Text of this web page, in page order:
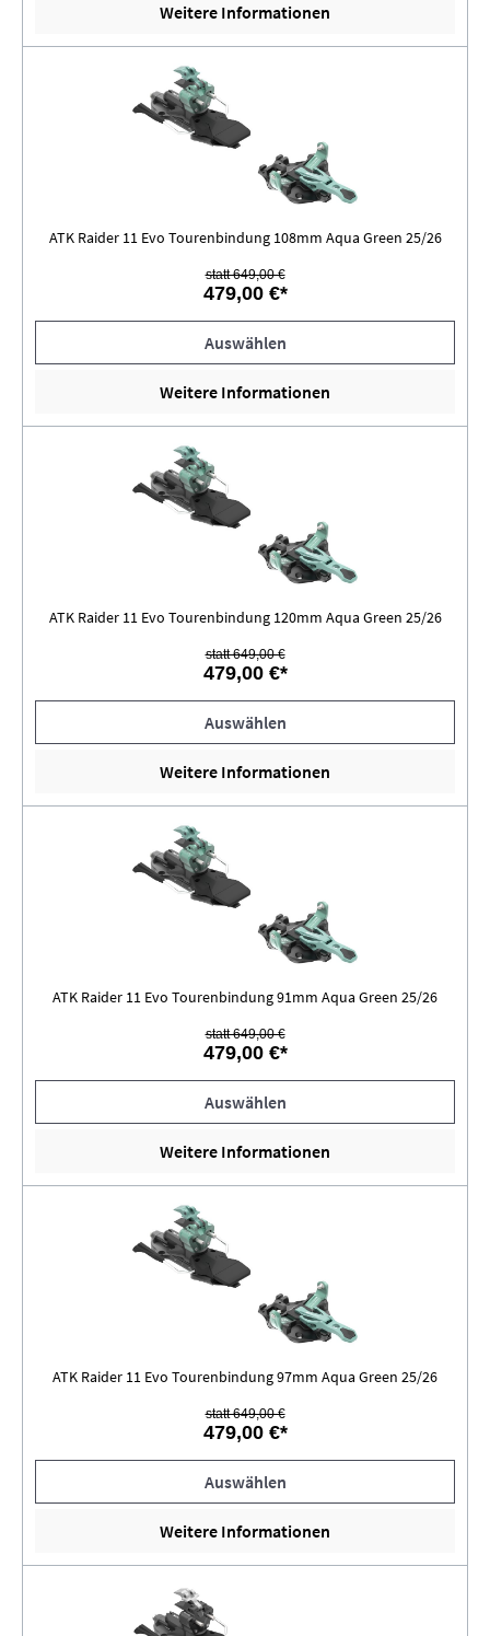
Weitere Informationen
ATK Raider 11 Evo Tourenbindung 108mm Aqua Green 25/26
statt 649,00 €
479,00 €*
Auswählen
Weitere Informationen
ATK Raider 11 Evo Tourenbindung 120mm Aqua Green 25/26
statt 649,00 €
479,00 €*
Auswählen
Weitere Informationen
ATK Raider 11 Evo Tourenbindung 91mm Aqua Green 25/26
statt 649,00 €
479,00 €*
Auswählen
Weitere Informationen
ATK Raider 11 Evo Tourenbindung 97mm Aqua Green 25/26
statt 649,00 €
479,00 €*
Auswählen
Weitere Informationen